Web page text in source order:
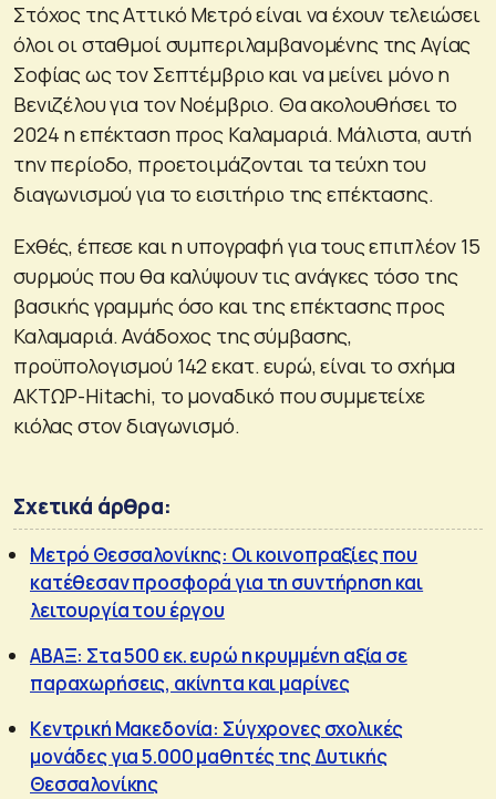
Στόχος της Αττικό Μετρό είναι να έχουν τελειώσει
όλοι οι σταθμοί συμπεριλαμβανομένης της Αγίας
Σοφίας ως τον Σεπτέμβριο και να μείνει μόνο η
Βενιζέλου για τον Νοέμβριο. Θα ακολουθήσει το
2024 η επέκταση προς Καλαμαριά. Μάλιστα, αυτή
την περίοδο, προετοιμάζονται τα τεύχη του
διαγωνισμού για το εισιτήριο της επέκτασης.
Εχθές, έπεσε και η υπογραφή για τους επιπλέον 15
συρμούς που θα καλύψουν τις ανάγκες τόσο της
βασικής γραμμής όσο και της επέκτασης προς
Καλαμαριά. Ανάδοχος της σύμβασης,
προϋπολογισμού 142 εκατ. ευρώ, είναι το σχήμα
ΑΚΤΩΡ-Hitachi, το μοναδικό που συμμετείχε
κιόλας στον διαγωνισμό.
Σχετικά άρθρα:
Μετρό Θεσσαλονίκης: Οι κοινοπραξίες που
κατέθεσαν προσφορά για τη συντήρηση και
λειτουργία του έργου
ΑΒΑΞ: Στα 500 εκ. ευρώ η κρυμμένη αξία σε
παραχωρήσεις, ακίνητα και μαρίνες
Κεντρική Μακεδονία: Σύγχρονες σχολικές
μονάδες για 5.000 μαθητές της Δυτικής
Θεσσαλονίκης